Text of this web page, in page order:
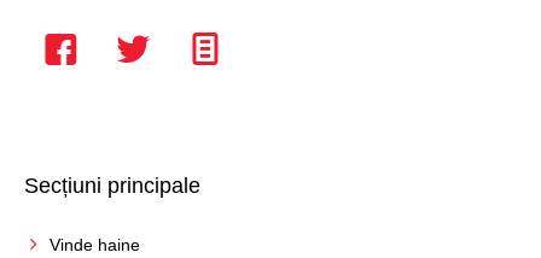
Secțiuni principale
Vinde haine